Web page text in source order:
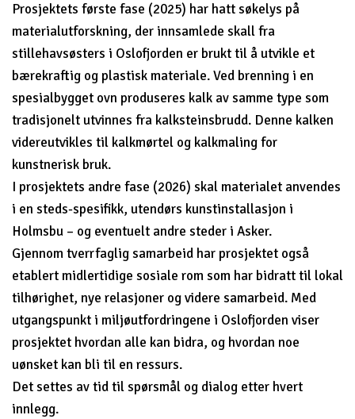
Prosjektets første fase (2025) har hatt søkelys på
materialutforskning, der innsamlede skall fra
stillehavsøsters i Oslofjorden er brukt til å utvikle et
bærekraftig og plastisk materiale. Ved brenning i en
spesialbygget ovn produseres kalk av samme type som
tradisjonelt utvinnes fra kalksteinsbrudd. Denne kalken
videreutvikles til kalkmørtel og kalkmaling for
kunstnerisk bruk.
I prosjektets andre fase (2026) skal materialet anvendes
i en steds-spesifikk, utendørs kunstinstallasjon i
Holmsbu – og eventuelt andre steder i Asker.
Gjennom tverrfaglig samarbeid har prosjektet også
etablert midlertidige sosiale rom som har bidratt til lokal
tilhørighet, nye relasjoner og videre samarbeid. Med
utgangspunkt i miljøutfordringene i Oslofjorden viser
prosjektet hvordan alle kan bidra, og hvordan noe
uønsket kan bli til en ressurs.
Det settes av tid til spørsmål og dialog etter hvert
innlegg.